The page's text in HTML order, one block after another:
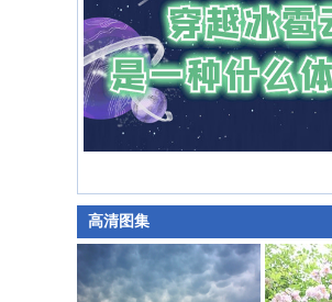
高清图集